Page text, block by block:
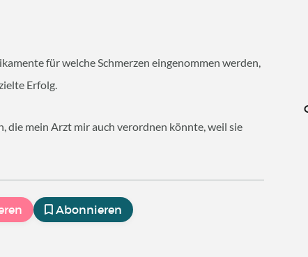
für welche Schmerzen eingenommen werden,
Erfolg.
die mein Arzt mir auch verordnen könnte, weil sie
Abonnieren